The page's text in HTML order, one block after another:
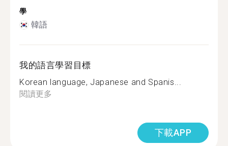
學
韓語
我的語言學習目標
Korean language, Japanese and Spanis...
閱讀更多
下載APP